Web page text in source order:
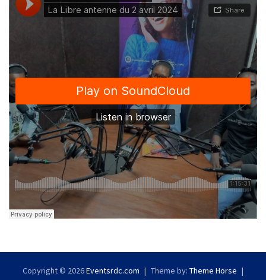
Copyright © 2026Eventsrdc.com Theme by: Theme Horse